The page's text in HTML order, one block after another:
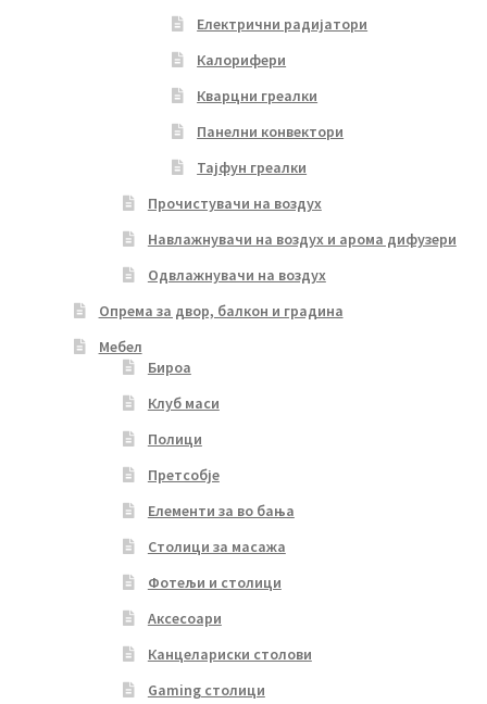
Електрични радијатори
Калорифери
Кварцни греалки
Панелни конвектори
Тајфун греалки
Прочистувачи на воздух
Навлажнувачи на воздух и арома дифузери
Одвлажнувачи на воздух
Опрема за двор, балкон и градина
Мебел
Бироа
Клуб маси
Полици
Претсобје
Елементи за во бања
Столици за масажа
Фотељи и столици
Аксесоари
Канцелариски столови
Gaming столици